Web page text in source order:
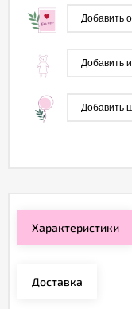
Характеристики
Доставка